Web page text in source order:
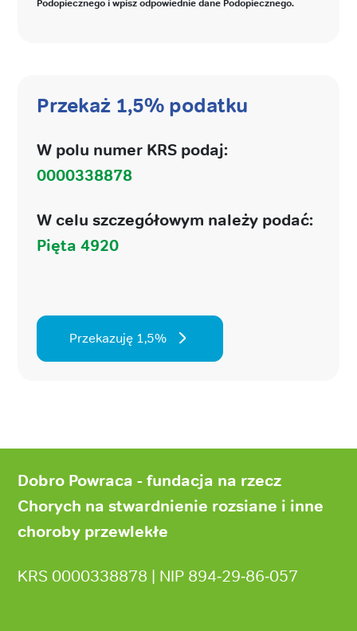
Podopiecznego i wpisz odpowiednie dane Podopiecznego.
Przekaż 1,5% podatku
W polu numer KRS podaj:
0000338878
W celu szczegółowym należy podać:
Pięta 4920
Przekazuję 1,5%
stronyDobro Powraca - fundacja na rzecz
Chorych na stwardnienie rozsiane i inne
choroby przewlekłe
KRS 0000338878 | NIP 894‑29‑86‑057